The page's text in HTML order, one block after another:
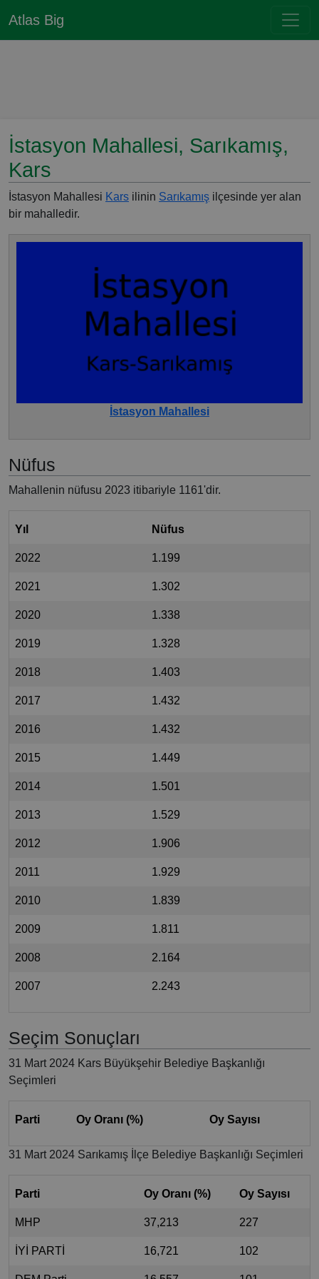
Atlas Big
İstasyon Mahallesi, Sarıkamış,
Kars
İstasyon Mahallesi Kars ilinin Sarıkamış ilçesinde yer alan
bir mahalledir.
İstasyon Mahallesi
Nüfus
Mahallenin nüfusu 2023 itibariyle 1161'dir.
Yıl Nüfus
2022 1.199
2021 1.302
2020 1.338
2019 1.328
2018 1.403
2017 1.432
2016 1.432
2015 1.449
2014 1.501
2013 1.529
2012 1.906
2011 1.929
2010 1.839
2009 1.811
2008 2.164
2007 2.243
Seçim Sonuçları
31 Mart 2024 Kars Büyükşehir Belediye Başkanlığı
Seçimleri
Parti Oy Oranı (%) Oy Sayısı
31 Mart 2024 Sarıkamış İlçe Belediye Başkanlığı Seçimleri
Parti Oy Oranı (%) Oy Sayısı
MHP 37,213 227
İYİ PARTİ 16,721 102